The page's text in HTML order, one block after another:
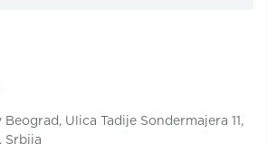
Ulica Tadije Sondermajera 11,
Srbija